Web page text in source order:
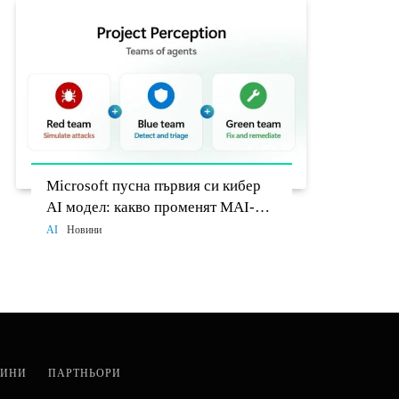
Microsoft пусна първия си кибер
AI модел: какво променят MAI-
Cyber-1-Flash и Project Perception
AI Новини
ПАРТНЬОРИ